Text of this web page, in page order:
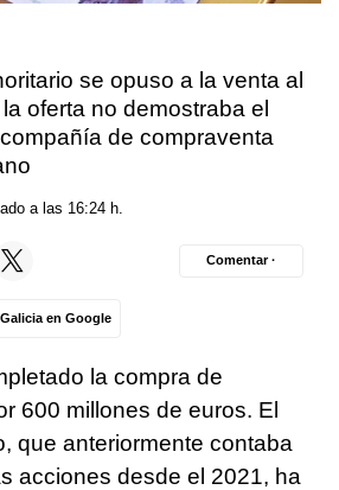
se opuso a la venta al
oferta no demostraba el
de compraventa
a las 16:24 h.
en Google
Comentar ·
la compra de
600 millones de euros. El
que anteriormente contaba
acciones desde el 2021, ha